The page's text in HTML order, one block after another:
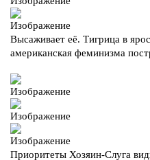
Высаживает её. Тигрица в
американская феминизма
Приоритеты Хозяин-Слуга